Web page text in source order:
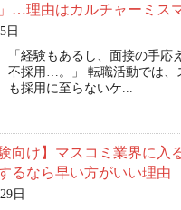
…理由はカルチャーミス
日
「経験もあるし、面接の手応
不採用…。」 転職活動では、
も採用に至らないケ...
験向け】マスコミ業界に入
るなら早い方がいい理由
日